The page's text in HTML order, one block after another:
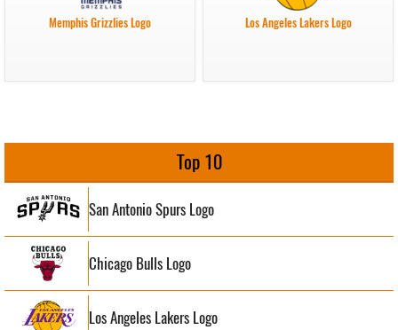
Memphis Grizzlies Logo Los Angeles Lakers Logo
Top 10
San Antonio Spurs Logo
Chicago Bulls Logo
Los Angeles Lakers Logo